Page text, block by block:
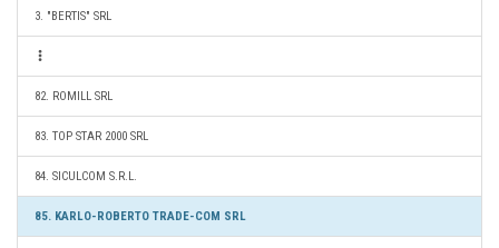
3. "BERTIS" SRL
82. ROMILL SRL
83. TOP STAR 2000 SRL
84. SICULCOM S.R.L.
85. KARLO-ROBERTO TRADE-COM SRL